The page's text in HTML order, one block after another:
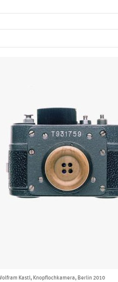
Kastl, Knopflochkamera, Berlin 2010